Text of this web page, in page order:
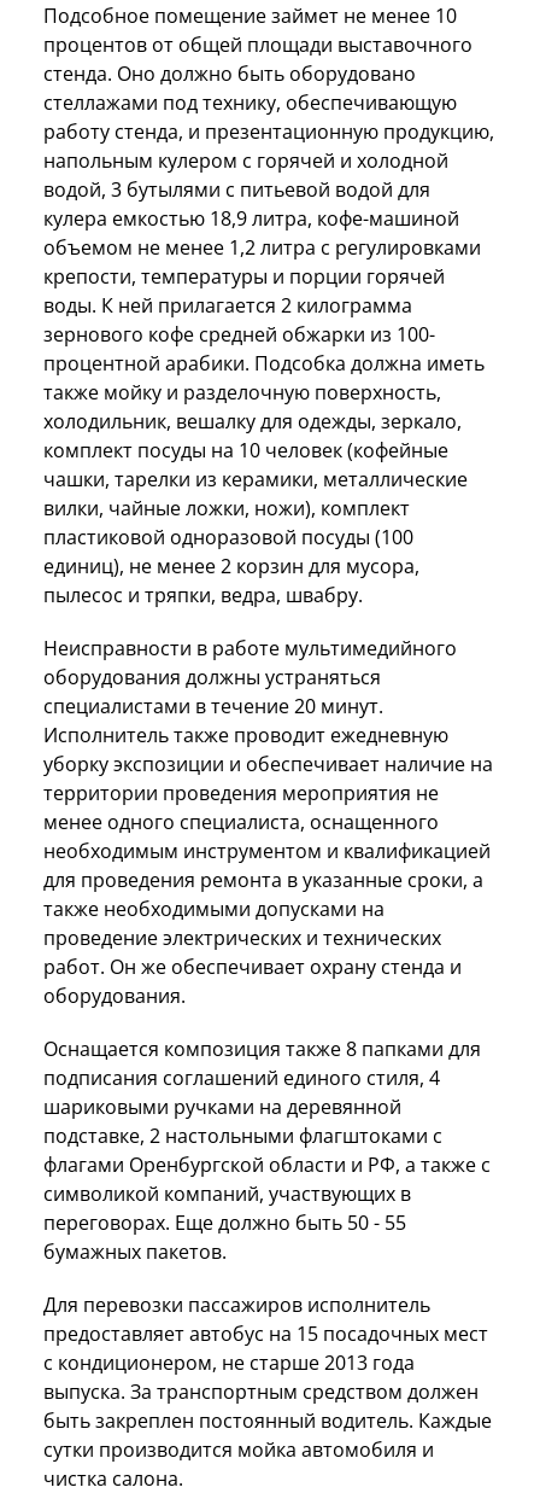
Подсобное помещение займет не менее 10
процентов от общей площади выставочного
стенда. Оно должно быть оборудовано
стеллажами под технику, обеспечивающую
работу стенда, и презентационную продукцию,
напольным кулером с горячей и холодной
водой, 3 бутылями с питьевой водой для
кулера емкостью 18,9 литра, кофе-машиной
объемом не менее 1,2 литра с регулировками
крепости, температуры и порции горячей
воды. К ней прилагается 2 килограмма
зернового кофе средней обжарки из 100-
процентной арабики. Подсобка должна иметь
также мойку и разделочную поверхность,
холодильник, вешалку для одежды, зеркало,
комплект посуды на 10 человек (кофейные
чашки, тарелки из керамики, металлические
вилки, чайные ложки, ножи), комплект
пластиковой одноразовой посуды (100
единиц), не менее 2 корзин для мусора,
пылесос и тряпки, ведра, швабру.
Неисправности в работе мультимедийного
оборудования должны устраняться
специалистами в течение 20 минут.
Исполнитель также проводит ежедневную
уборку экспозиции и обеспечивает наличие на
территории проведения мероприятия не
менее одного специалиста, оснащенного
необходимым инструментом и квалификацией
для проведения ремонта в указанные сроки, а
также необходимыми допусками на
проведение электрических и технических
работ. Он же обеспечивает охрану стенда и
оборудования.
Оснащается композиция также 8 папками для
подписания соглашений единого стиля, 4
шариковыми ручками на деревянной
подставке, 2 настольными флагштоками с
флагами Оренбургской области и РФ, а также с
символикой компаний, участвующих в
переговорах. Еще должно быть 50 - 55
бумажных пакетов.
Для перевозки пассажиров исполнитель
предоставляет автобус на 15 посадочных мест
с кондиционером, не старше 2013 года
выпуска. За транспортным средством должен
быть закреплен постоянный водитель. Каждые
сутки производится мойка автомобиля и
чистка салона.